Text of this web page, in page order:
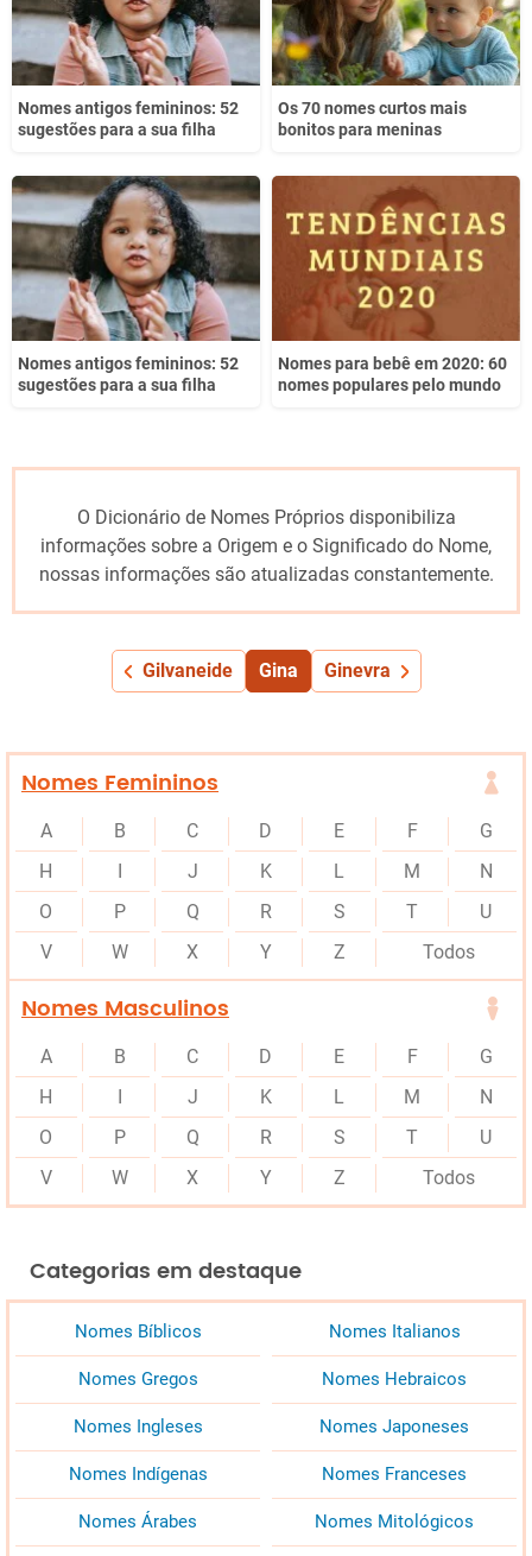
Nomes antigos femininos: 52
sugestões para a sua filha
Os 70 nomes curtos mais
bonitos para meninas
Nomes antigos femininos: 52
sugestões para a sua filha
Nomes para bebê em 2020: 60
nomes populares pelo mundo
O Dicionário de Nomes Próprios disponibiliza
informações sobre a Origem e o Significado do Nome,
nossas informações são atualizadas constantemente.
Gilvaneide Gina Ginevra
Nomes Femininos
A B C D E F
G
H
I J K L M
N
O
P Q R S T
U
V
W X Y Z Todos
Nomes Masculinos
A B C D E F
G
H
I J K L M
N
O
P Q R S T
U
V
W X Y Z Todos
Categorias em destaque
Nomes Bíblicos Nomes Italianos
Nomes Gregos Nomes Hebraicos
Nomes Ingleses Nomes Japoneses
Nomes Indígenas Nomes Franceses
Nomes Árabes Nomes Mitológicos